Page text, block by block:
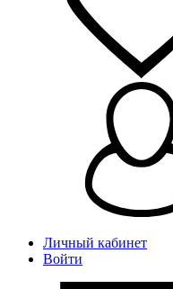
Личный кабинет
Войти